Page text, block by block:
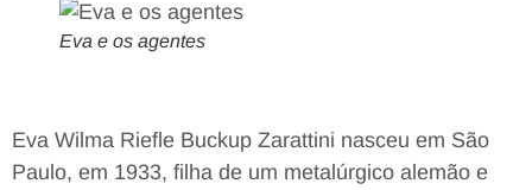
Eva e os agentes
Eva Wilma Riefle Buckup Zarattini nasceu em São
Paulo, em 1933, filha de um metalúrgico alemão e